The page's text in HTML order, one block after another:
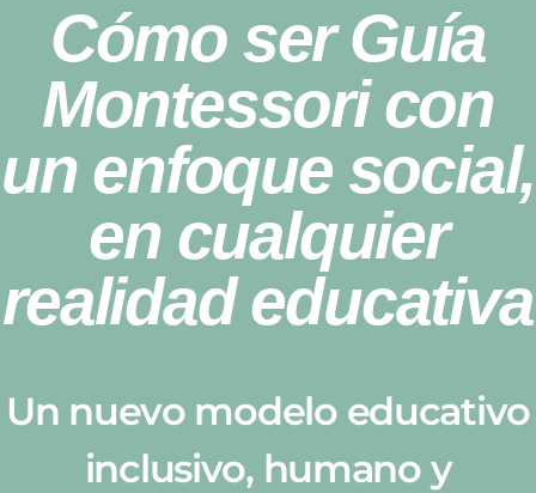
Cómo ser Guía
Montessori con
un enfoque social,
en cualquier
realidad educativa
Un nuevo modelo educativo
inclusivo, humano y